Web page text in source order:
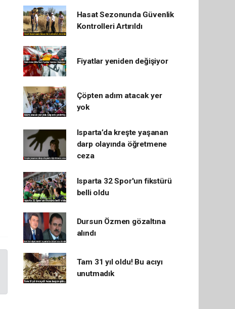
Hasat Sezonunda Güvenlik
Kontrolleri Artırıldı
Fiyatlar yeniden değişiyor
Çöpten adım atacak yer
yok
Isparta’da kreşte yaşanan
darp olayında öğretmene
ceza
Isparta 32 Spor'un fikstürü
belli oldu
Dursun Özmen gözaltına
alındı
Tam 31 yıl oldu! Bu acıyı
unutmadık